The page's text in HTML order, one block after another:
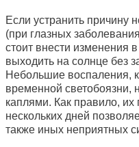
Если устранить причину
(при глазных
стоит внести изменения
выходить на солнце без
Небольшие воспаления,
временной светобоязни,
каплями. Как правило,
нескольких дней
также иных неприятных